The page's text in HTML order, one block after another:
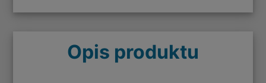
Opis produktu